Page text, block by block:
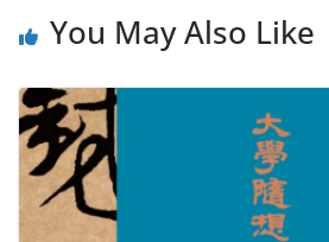
You May Also Like